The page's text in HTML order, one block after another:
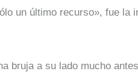
un último recurso», fue
bruja a su lado mucho